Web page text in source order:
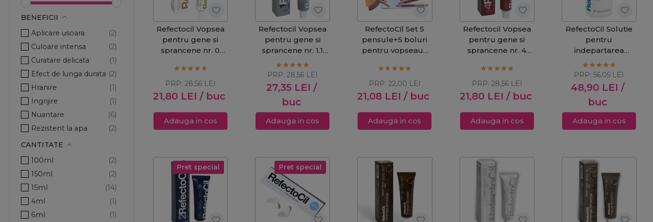
Pro Echipamente
Procosmetic
Promed
RefectoCil
Ribells
Roial
SD Biosensor
Sibel
Solanie
The Shave Factory
BENEFICII
Aplicare usoara
Culoare intensa
Curatare delicata
Efect de lunga durata
Hranire
Ingrijire
Nuantare
Rezistent la apa
Rezultat perfect
CANTITATE
100ml
150ml
15ml
4ml
6ml
Refectocil Vopsea
pentru gene si
sprancene nr. 0
decolorant 15ml
21,80 LEI / buc
PRP: 28,56 LEI
Adauga in cos
Refectocil Vopsea
pentru gene si
sprancene nr. 1.1
grafit 15ml
27,35 LEI /
buc
PRP:28,56 LEI
Adauga in cos
RefectoCil Set 5
pensule+5 boluri
pentru vopseaua
sprancene
Application Set Mini
21,08 LEI / buc
PRP: 22,00 LEI
Adauga in cos
Refectocil Vopsea
pentru gene si
sprancene nr. 4
21,80 LEI / buc
PRP: 28,56 LEI
Adauga in cos
RefectoCil Solutie
pentru
indepartarea
petelor de vopsea
Tint Remover
150ml
48,90 LEI /
buc
PRP:56,05 LEI
Adauga in cos
Pret special Pret special